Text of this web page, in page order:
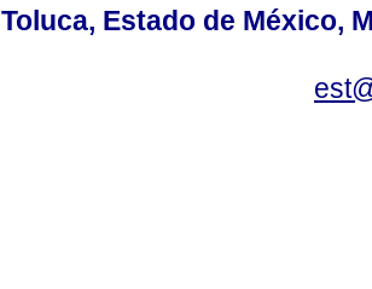
Toluca, Estado de México,